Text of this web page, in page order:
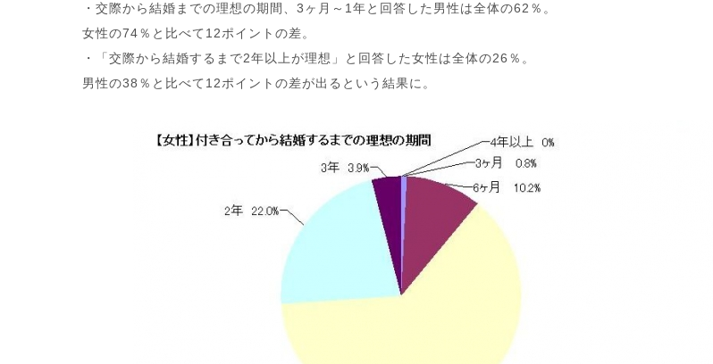
・交際から結婚までの理想の期間、3ヶ月～1年と回答した男性は全体の62％。
女性の74％と比べて12ポイントの差。
・「交際から結婚するまで2年以上が理想」と回答した女性は全体の26％。
男性の38％と比べて12ポイントの差が出るという結果に。